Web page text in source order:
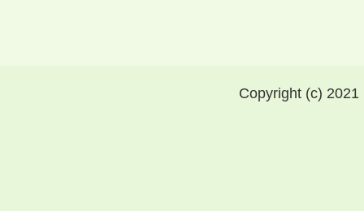
Copyright (c)